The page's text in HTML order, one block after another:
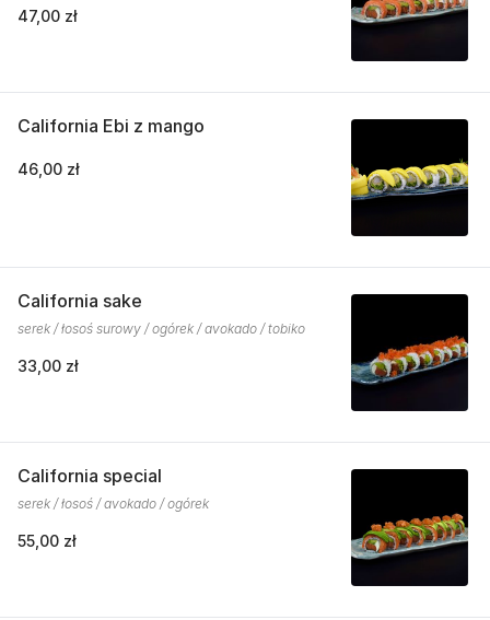
47,00 zł
California Ebi z mango
46,00 zł
California sake
serek / łosoś surowy / ogórek / avokado / tobiko
33,00 zł
California special
serek / łosoś / avokado / ogórek
55,00 zł